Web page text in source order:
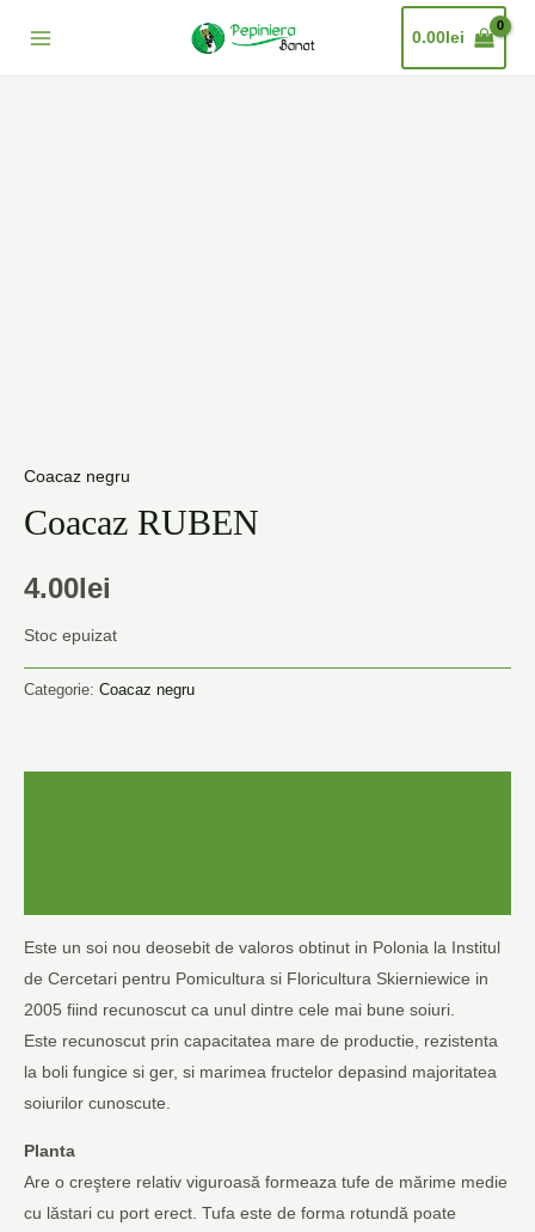
0.00lei
Coacaz negru
Coacaz RUBEN
4.00lei
Stoc epuizat
Categorie: Coacaz negru
Este un soi nou deosebit de valoros obtinut in Polonia la Institul
de Cercetari pentru Pomicultura si Floricultura Skierniewice in
2005 fiind recunoscut ca unul dintre cele mai bune soiuri.
Este recunoscut prin capacitatea mare de productie, rezistenta
la boli fungice si ger, si marimea fructelor depasind majoritatea
soiurilor cunoscute.
Planta
Are o creştere relativ viguroasă formeaza tufe de mărime medie
cu lăstari cu port erect. Tufa este de forma rotundă poate